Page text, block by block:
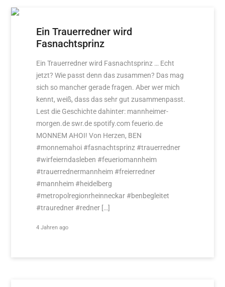
Ein Trauerredner wird
Fasnachtsprinz
Ein Trauerredner wird Fasnachtsprinz … Echt
jetzt? Wie passt denn das zusammen? Das mag
sich so mancher gerade fragen. Aber wer mich
kennt, weiß, dass das sehr gut zusammenpasst.
Lest die Geschichte dahinter: mannheimer-
morgen.de swr.de spotify.com feuerio.de
MONNEM AHOI! Von Herzen, BEN
#monnemahoi #fasnachtsprinz #trauerredner
#wirfeierndasleben #feueriomannheim
#trauerrednermannheim #freierredner
#mannheim #heidelberg
#metropolregionrheinneckar #benbegleitet
#trauredner #redner […]
4 Jahren ago